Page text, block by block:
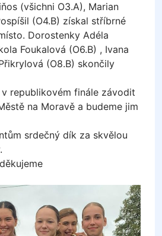
(všichni O3.A), Marian
(O4.B) získal stříbrné
Dorostenky Adéla
Foukalová (O6.B) , Ivana
(O8.B) skončily
republikovém finále závodit
na Moravě a budeme jim
srdečný dík za skvělou